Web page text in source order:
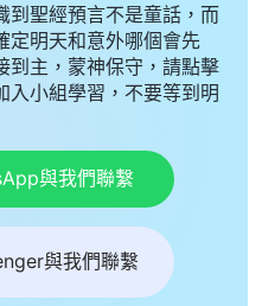
到聖經預言不是童話，而
定明天和意外哪個會先
到主，蒙神保守，請點擊
小組學習，不要等到明
與我們聯繫
與我們聯繫